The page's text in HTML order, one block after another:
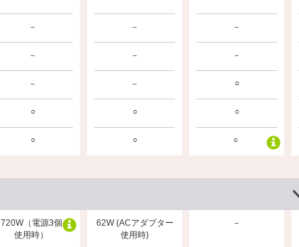
－
－
－
○
○
－
－
－
○
○
－
－
○
○
○
720W（電源3個
使用時）
62W (ACアダプター
使用時)
－